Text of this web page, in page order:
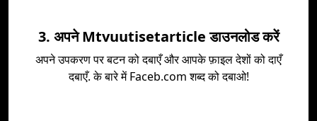
3. अपने Mtvuutisetarticle डाउनलोड करें
अपने उपकरण पर बटन को दबाएँ और आपके फ़ाइल देशों को दाएँ
दबाएँ. के बारे में Faceb.com शब्द को दबाओ!